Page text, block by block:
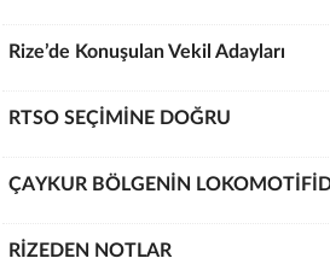
Rize’de Konuşulan Vekil Adayları
RTSO SEÇİMİNE DOĞRU
ÇAYKUR BÖLGENİN
RİZEDEN NOTLAR